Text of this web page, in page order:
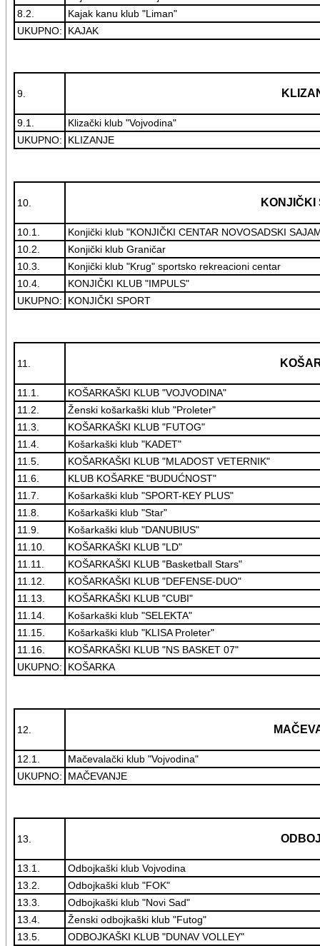
8.2.
Kajak kanu klub "Liman"
UKUPNO:
KAJAK
9.
9.1.
Klizački klub "Vojvodina"
UKUPNO:
KLIZANJE
10. KONJIČKI
10.1.
Konjički klub "KONJIČKI CENTAR NOVOSADSKI
10.2.
Konjički klub Graničar
10.3.
Konjički klub "Krug" sportsko rekreacioni centar
10.4.
KONJIČKI KLUB "IMPULS"
UKUPNO:
KONJIČKI SPORT
11.
11.1.
KOŠARKAŠKI KLUB "VOJVODINA"
11.2.
Ženski košarkaški klub "Proleter"
11.3.
KOŠARKAŠKI KLUB "FUTOG"
11.4.
Košarkaški klub "KADET"
11.5.
KOŠARKAŠKI KLUB "MLADOST VETERNIK"
11.6.
KLUB KOŠARKE "BUDUĆNOST"
11.7.
Košarkaški klub "SPORT-KEY PLUS"
11.8.
Košarkaški klub "Star"
11.9.
Košarkaški klub "DANUBIUS"
11.10.
KOŠARKAŠKI KLUB "LD"
11.11.
KOŠARKAŠKI KLUB "Basketball Stars"
11.12.
KOŠARKAŠKI KLUB "DEFENSE-DUO"
11.13.
KOŠARKAŠKI KLUB "CUBI"
11.14.
Košarkaški klub "SELEKTA"
11.15.
Košarkaški klub "KLISA Proleter"
11.16.
KOŠARKAŠKI KLUB "NS BASKET 07"
UKUPNO:
KOŠARKA
12.
12.1.
Mačevalački klub "Vojvodina"
UKUPNO:
MAČEVANJE
13.
13.1.
Odbojkaški klub Vojvodina
13.2.
Odbojkaški klub "FOK"
13.3.
Odbojkaški klub "Novi Sad"
13.4.
Ženski odbojkaški klub "Futog"
13.5.
ODBOJKAŠKI KLUB "DUNAV VOLLEY"